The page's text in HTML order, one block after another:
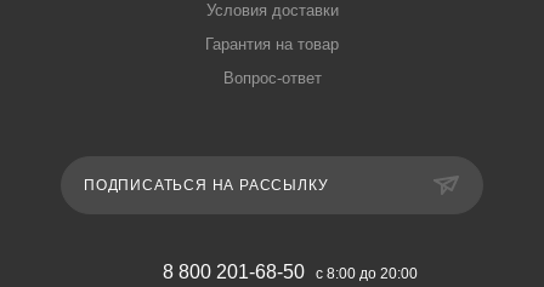
Условия доставки
Гарантия на товар
Вопрос-ответ
ПОДПИСАТЬСЯ НА РАССЫЛКУ
8 800 201-68-50 с 8:00 до 20:00